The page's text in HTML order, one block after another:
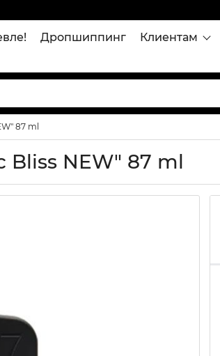
Дропшиппинг Клиентам
87 ml
Bliss NEW" 87 ml